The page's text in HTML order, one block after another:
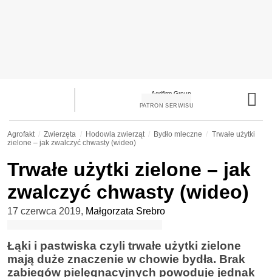
PATRON SERWISU
Agrofakt Zwierzęta Hodowla zwierząt Bydło mleczne
Trwałe użytki
zielone – jak zwalczyć chwasty (wideo)
Trwałe użytki zielone – jak
zwalczyć chwasty (wideo)
17 czerwca 2019, Małgorzata Srebro
Łąki i pastwiska czyli trwałe użytki zielone
mają duże znaczenie w chowie bydła. Brak
zabiegów pielęgnacyjnych powoduje jednak